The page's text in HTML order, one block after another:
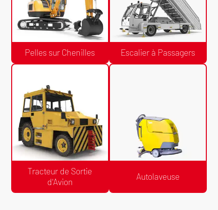
Devis Gratuit /24h
Pelles sur Chenilles
Pelles sur Chenilles
Devis Gratuit /24h
Escalier à Passagers
Tracteur de Sortie
d'Avion
Autolaveuse